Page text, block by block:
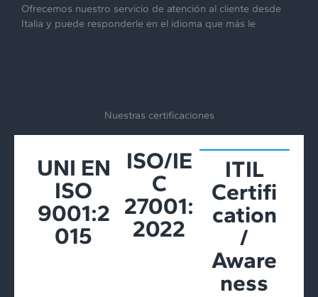
Ofrecemos nuestro servicio de atención al cliente desde
Italia y puede responderle en el idioma que más le
Nuestras certificaciones
UNI EN
ISO
9001:2
015
ISO/IE
C
27001:
2022
ITIL
Certifi
cation
/
Aware
ness